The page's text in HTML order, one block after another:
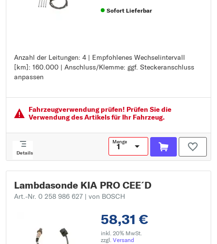
Sofort Lieferbar
Anzahl der Leitungen: 4 | Empfohlenes Wechselintervall
[km]: 160.000 | Anschluss/Klemme: ggf. Steckeranschluss
anpassen
Anzahl der Leitungen: 4
Empfohlenes Wechselintervall [km]: 160.000
Anschluss/Klemme: ggf. Steckeranschluss anpassen
Fahrzeugver­wendung prüfen! Prüfen Sie die
Verwendung des Artikels für Ihr Fahrzeug.
Details
Menge
Lambdasonde KIA PRO CEE´D
Art.-Nr. 0 258 986 627 | von BOSCH
58,31 €
inkl. 20% MwSt.
zzgl. Versand